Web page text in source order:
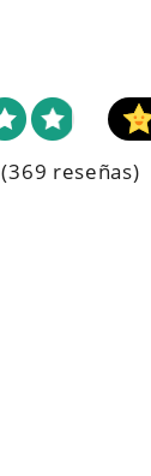
(369 reseñas)